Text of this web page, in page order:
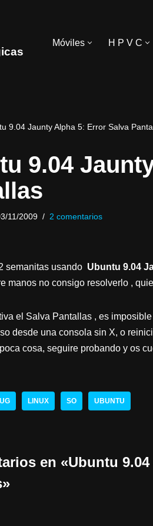
Móviles H P V C
9.04 Jaunty Alpha 5: Error Salva
9.04
11/2009 2 comentarios
semanitas usando Ubuntu 9.04
manos no consigo resolverlo ,
el Salva Pantallas , es
desde una consola sin X, o
cosa, seguire probando y os
LINUX SO UBUNTU
en «Ubuntu